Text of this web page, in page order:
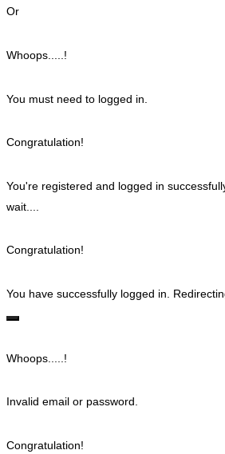
Or
Whoops.....!
You must need to logged in.
Congratulation!
You're registered and logged in
wait....
Congratulation!
You have successfully logged in.
Whoops.....!
Invalid email or password.
Congratulation!